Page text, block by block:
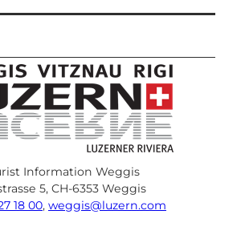
Information Weggis
5, CH-6353 Weggis
18 00, weggis@luzern.com